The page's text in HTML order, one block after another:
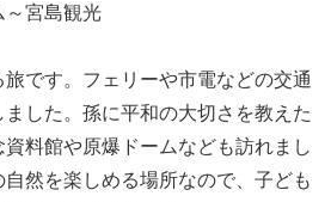
～宮島観光
です。フェリーや市電などの交通
した。孫に平和の大切さを教えた
料館や原爆ドームなども訪れまし
然を楽しめる場所なので、子ども